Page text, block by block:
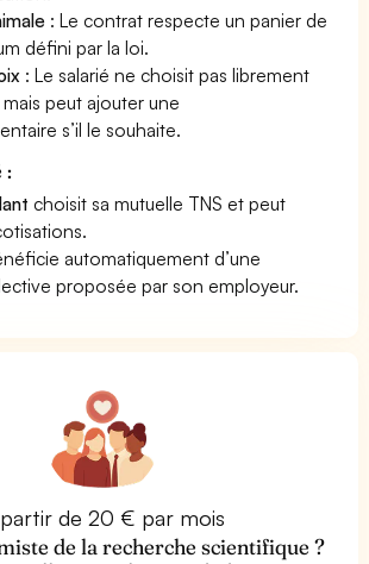
: Le contrat respecte un panier de
défini par la loi.
: Le salarié ne choisit pas librement
peut ajouter une
s’il le souhaite.
:
choisit sa mutuelle TNS et peut
automatiquement d’une
proposée par son employeur.
de 20 € par mois
de la recherche scientifique ?